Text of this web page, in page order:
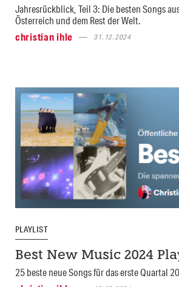
Jahresrückblick, Teil 3: Die besten Songs
Österreich und dem Rest der Welt.
christian ihle
31.12.2024
PLAYLIST
Best New Music 2024
25 beste neue Songs für das erste Quartal